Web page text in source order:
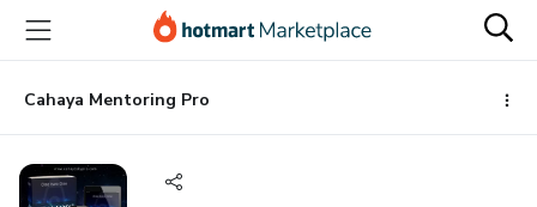
principal
página
de
página
Cahaya Mentoring Pro